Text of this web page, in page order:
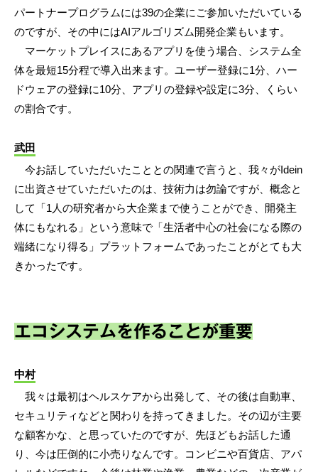
パートナープログラムには39の企業にご参加いただいている
のですが、その中にはAIアルゴリズム開発企業もいます。
マーケットプレイスにあるアプリを使う場合、システム全
体を最短15分程で導入出来ます。ユーザー登録に1分、ハー
ドウェアの登録に10分、アプリの登録や設定に3分、くらい
の割合です。
武田
今お話していただいたこととの関連で言うと、我々がIdein
に出資させていただいたのは、技術力は勿論ですが、概念と
して「1人の研究者から大企業まで使うことができ、開発主
体にもなれる」という意味で「生活者中心の社会になる際の
端緒になり得る」プラットフォームであったことがとても大
きかったです。
エコシステムを作ることが重要
中村
我々は最初はヘルスケアから出発して、その後は自動車、
セキュリティなどと関わりを持ってきました。その辺が主要
な顧客かな、と思っていたのですが、先ほどもお話した通
り、今は圧倒的に小売りなんです。コンビニや百貨店、アパ